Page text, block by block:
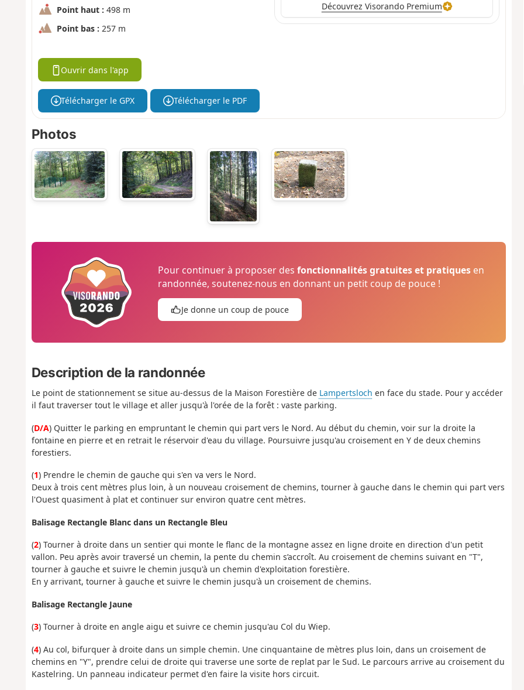
Point haut : 498 m
Point bas : 257 m
Découvrez Visorando Premium
Ouvrir dans l'app
Télécharger le GPX Télécharger le PDF
Photos
Pour continuer à proposer desfonctionnalités gratuites et pratiques en
randonnée, soutenez-nous en donnant un petit coup de pouce !
Je donne un coup de pouce
Description de la randonnée
Le point de stationnement se situe au-dessus de la Maison Forestière de Lampertsloch en face du stade. Pour y accéder
il faut traverser tout le village et aller jusqu'à l'orée de la forêt : vaste parking.
(D/A) Quitter le parking en empruntant le chemin qui part vers le Nord. Au début du chemin, voir sur la droite la
fontaine en pierre et en retrait le réservoir d'eau du village. Poursuivre jusqu'au croisement en Y de deux chemins
forestiers.
(1) Prendre le chemin de gauche qui s'en va vers le Nord.
Deux à trois cent mètres plus loin, à un nouveau croisement de chemins, tourner à gauche dans le chemin qui part vers
l'Ouest quasiment à plat et continuer sur environ quatre cent mètres.
Balisage Rectangle Blanc dans un Rectangle Bleu
(2) Tourner à droite dans un sentier qui monte le flanc de la montagne assez en ligne droite en direction d'un petit
vallon. Peu après avoir traversé un chemin, la pente du chemin s’accroît. Au croisement de chemins suivant en "T",
tourner à gauche et suivre le chemin jusqu'à un chemin d'exploitation forestière.
En y arrivant, tourner à gauche et suivre le chemin jusqu'à un croisement de chemins.
Balisage Rectangle Jaune
(3) Tourner à droite en angle aigu et suivre ce chemin jusqu'au Col du Wiep.
(4) Au col, bifurquer à droite dans un simple chemin. Une cinquantaine de mètres plus loin, dans un croisement de
chemins en "Y", prendre celui de droite qui traverse une sorte de replat par le Sud. Le parcours arrive au croisement du
Kastelring. Un panneau indicateur permet d'en faire la visite hors circuit.